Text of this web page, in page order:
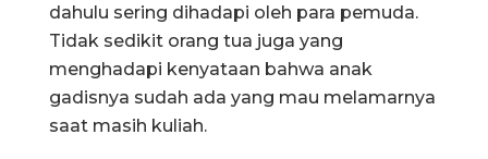
dahulu sering dihadapi oleh para pemuda.
Tidak sedikit orang tua juga yang
menghadapi kenyataan bahwa anak
gadisnya sudah ada yang mau melamarnya
saat masih kuliah.